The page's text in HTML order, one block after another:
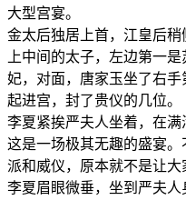
大型宫宴。
金太后独居上首，江皇后
上中间的太子，左边第一
妃，对面，唐家玉坐了右
起进宫，封了贵仪的几位。
李夏紧挨严夫人坐着，在满
这是一场极其无趣的盛宴
派和威仪，原本就不是让大
李夏眉眼微垂，坐到严夫人